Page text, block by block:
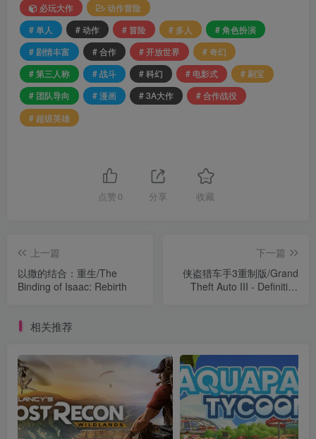
必玩大作
动作冒险
# 单人
# 动作 # 冒险 # 多人
# 角色扮演
# 剧情丰富
# 合作 # 开放世界
# 奇幻
# 第三人称
# 战斗 # 科幻 # 电影式
# 刷宝
# 团队导向
# 漫画 # 3A大作
# 合作战役
# 超级英雄
点赞 0 分享 收藏
上一篇
以撒的结合：重生/The
Binding of Isaac: Rebirth
下一篇
侠盗猎车手3重制版/Grand
Theft Auto III - Definitive
相关推荐